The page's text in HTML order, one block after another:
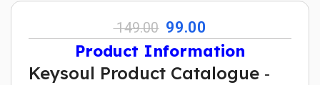
149.00 99.00
Product Information
Keysoul Product Catalogue ‐